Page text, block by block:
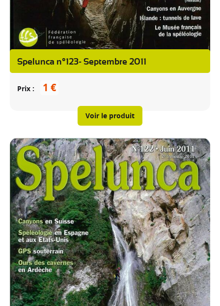
Spelunca n°123- Septembre 2011
Prix 1 €
Voir le produit